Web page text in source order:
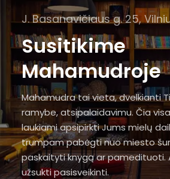
J. Basanavičiaus g. 25,
Susitikime
Mahamudroje
Mahamudra tai vieta, dvelkianti
ramybe, atsipalaidavimu. Čia
laukiami apsipirkti Jums mielų
trumpam pabėgti nuo miesto
paskaityti knygą ar pamedituoti.
užsukti pasisveikinti.